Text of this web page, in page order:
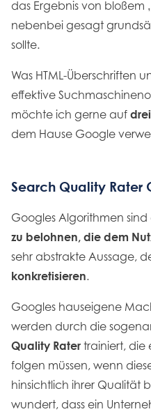
das Ergebnis von bloßem
nebenbei gesagt
sollte.
Was HTML-Überschriften
effektive
möchte ich gerne auf
dem Hause Google
Search Quality Rater
Googles Algorithmen
zu belohnen, die dem
sehr abstrakte Aussage,
konkretisieren.
Googles hauseigene
werden durch die
Quality Rater trainiert, die
folgen müssen, wenn
hinsichtlich ihrer Qualität
wundert, dass ein